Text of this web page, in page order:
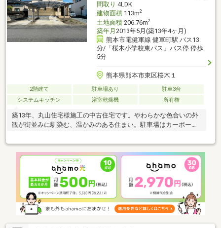
間取り 4LDK
建物面積113m2
土地面積206.76m2
築年月 2013年5月(築13年4ヶ月)
熊本市電健軍線 健軍町駅 バス13
分/「桜木小学校東バス」バス停 停歩
5分
熊本県熊本市東区桜木１
2階建て 駐車場あり
駐車3台
システムキッチン
浴室乾燥機 所有権
築13年、丸山住宅様施工の中古住宅です。やわらかな色合いの外
観が街並みに馴染む、温かみのある住まい。駐車場はカーポート3
ムーズです。1階はLDK＋和室の使いやすい間取り。和室はお子様
の遊び場や来客用として活躍します。2階には洋室3部屋を配置
し、各居室に収納付き。桜木小・桜木中学校まで徒歩10分圏内。
スーパーや公園も徒歩圏内に揃う、子育てしやすい住環境です。